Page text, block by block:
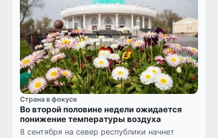
Страна в фокусе
Во второй половине недели ожидается
понижение температуры воздуха
8 сентября на север республики начнет